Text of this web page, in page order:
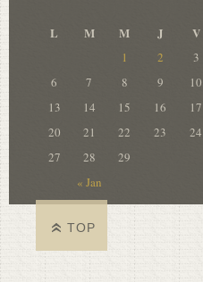
L M M J V
« Jan
1 2 3
6
7 8 9 10
13
14 15 16 17
20
21 22 23 24
27
28 29
TOP